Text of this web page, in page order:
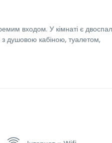
входом. У кімнаті є
з душовою кабіною, туалетом,